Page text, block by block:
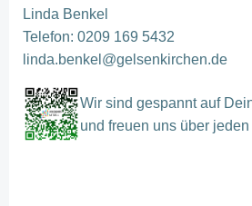
Linda Benkel
Telefon: 0209 169 5432
linda.benkel@gelsenkirchen.de
Wir sind gespannt auf
und freuen uns über